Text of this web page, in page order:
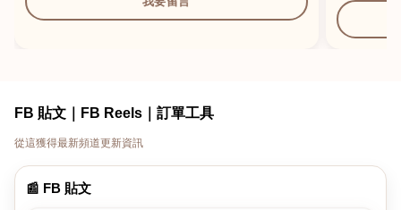
FB 貼文｜FB Reels｜訂單工具
從這獲得最新頻道更新資訊
📰 FB 貼文